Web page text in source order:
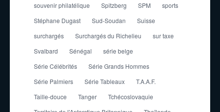
souvenir philatélique
Spitzberg SPM
sports
Stéphane Dugast
Sud-Soudan
Suisse
surchargés
Surchargés du Richelieu
sur taxe
Svalbard
Sénégal
série belge
Série Célébrités
Série Grands Hommes
Série Palmiers
Série Tableaux
T.A.A.F.
Taille-douce
Tanger
Tchécoslovaquie